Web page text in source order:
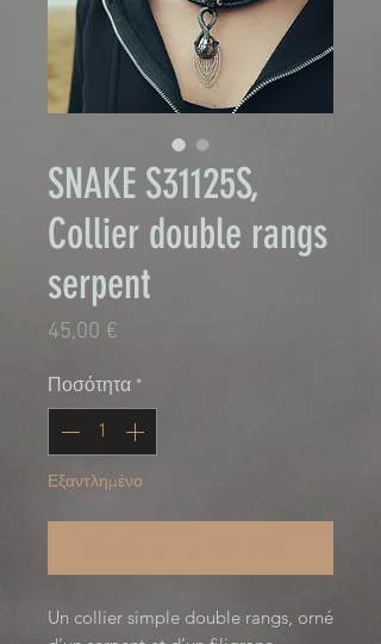
SNAKE S31125S,
Collier double rangs
serpent
45,00 €
Ποσότητα *
Εξαντλημένο
Un collier simple double rangs, orné